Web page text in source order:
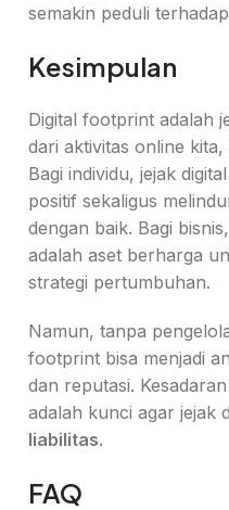
semakin peduli
Kesimpulan
Digital footprint adalah
dari aktivitas online
Bagi individu, jejak
positif sekaligus
dengan baik. Bagi
adalah aset berharga
strategi pertumbuhan.
Namun, tanpa
footprint bisa menjadi
dan reputasi.
adalah kunci agar jejak
liabilitas.
FAQ